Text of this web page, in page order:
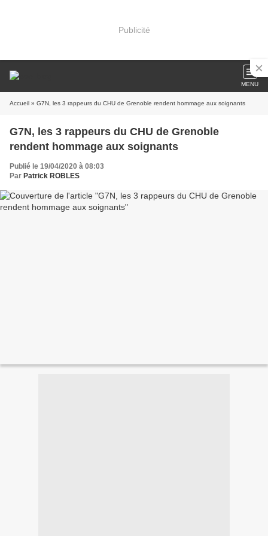
Publicité
MENU
Accueil » G7N, les 3 rappeurs du CHU de Grenoble rendent hommage aux soignants
G7N, les 3 rappeurs du CHU de Grenoble
rendent hommage aux soignants
Publié le 19/04/2020 à 08:03
Par Patrick ROBLES